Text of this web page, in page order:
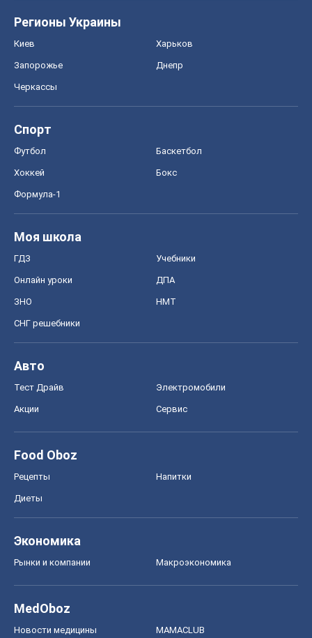
Регионы Украины
Киев Харьков
Запорожье Днепр
Черкассы
Спорт
Футбол Баскетбол
Хоккей Бокс
Формула-1
Моя школа
ГДЗ Учебники
Онлайн уроки ДПА
ЗНО НМТ
СНГ решебники
Авто
Тест Драйв Электромобили
Акции Сервис
Food Oboz
Рецепты Напитки
Диеты
Экономика
Рынки и компании Mакроэкономика
MedOboz
Новости медицины MAMACLUB